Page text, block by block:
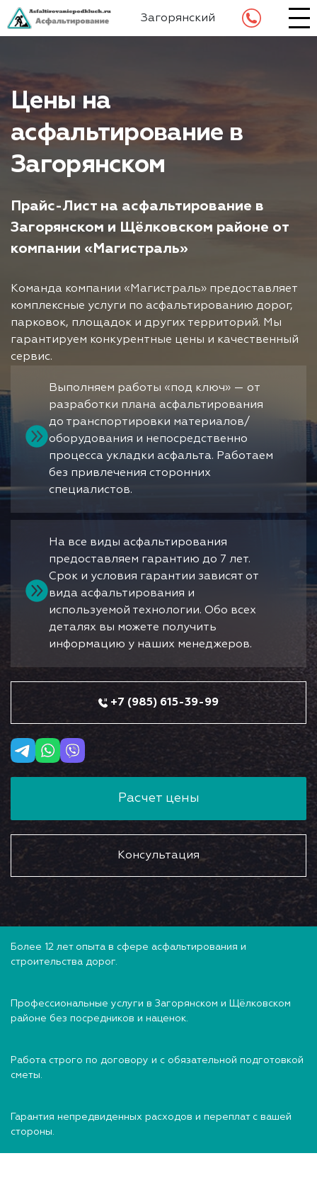
Загорянский
Цены на
асфальтирование в
Загорянском
Прайс-Лист на асфальтирование в
Загорянском и Щёлковском районе от
компании «Магистраль»
Команда компании «Магистраль» предоставляет
комплексные услуги по асфальтированию дорог,
парковок, площадок и других территорий. Мы
гарантируем конкурентные цены и качественный
сервис.
Выполняем работы «под ключ» — от
разработки плана асфальтирования
до транспортировки материалов/
оборудования и непосредственно
процесса укладки асфальта. Работаем
без привлечения сторонних
специалистов.
На все виды асфальтирования
предоставляем гарантию до 7 лет.
Срок и условия гарантии зависят от
вида асфальтирования и
используемой технологии. Обо всех
деталях вы можете получить
информацию у наших менеджеров.
+7 (985) 615-39-99
Расчет цены
Консультация
Более 12 лет опыта в сфере асфальтирования и
строительства дорог.
Профессиональные услуги в Загорянском и Щёлковском
районе без посредников и наценок.
Работа строго по договору и с обязательной подготовкой
сметы.
Гарантия непредвиденных расходов и переплат с вашей
стороны.